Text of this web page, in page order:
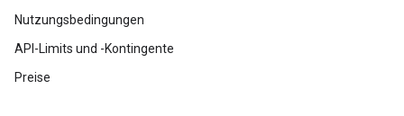
Nutzungsbedingungen
API-Limits und -Kontingente
Preise